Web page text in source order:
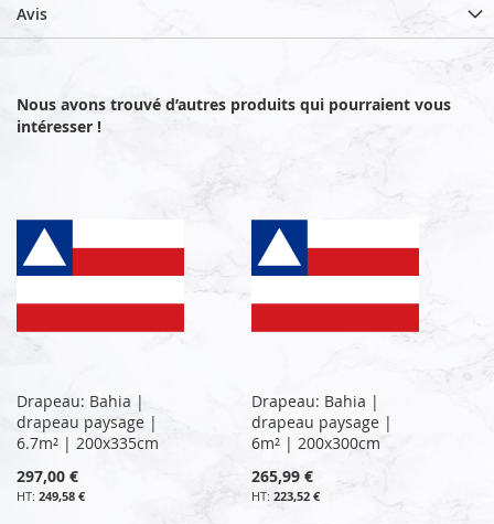
Avis
Nous avons trouvé d’autres produits qui pourraient vous
intéresser !
Drapeau: Bahia |
drapeau paysage |
6.7m² | 200x335cm
297,00 €
249,58 €
Drapeau: Bahia |
drapeau paysage |
6m² | 200x300cm
265,99 €
223,52 €